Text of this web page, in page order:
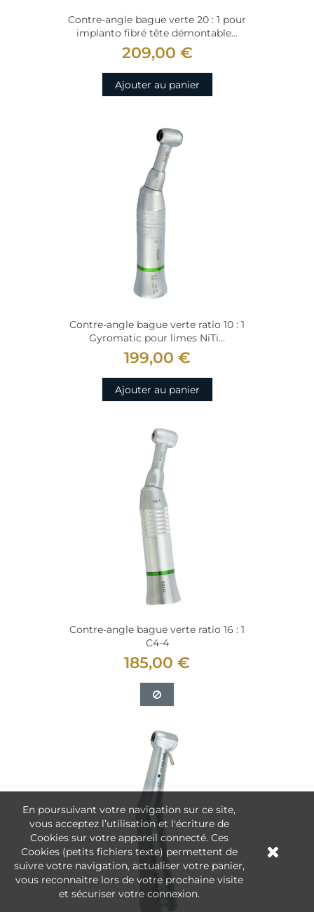
Contre-angle bague verte 20 : 1 pour
implanto fibré tête démontable...
209,00 €
Ajouter au panier
Contre-angle bague verte ratio 10 : 1
Gyromatic pour limes NiTi...
199,00 €
Ajouter au panier
Contre-angle bague verte ratio 16 : 1
C4-4
185,00 €
En poursuivant votre navigation sur ce site,
vous acceptez l’utilisation et l'écriture de
Cookies sur votre appareil connecté. Ces
Cookies (petits fichiers texte) permettent de
suivre votre navigation, actualiser votre panier,
vous reconnaitre lors de votre prochaine visite
et sécuriser votre connexion.